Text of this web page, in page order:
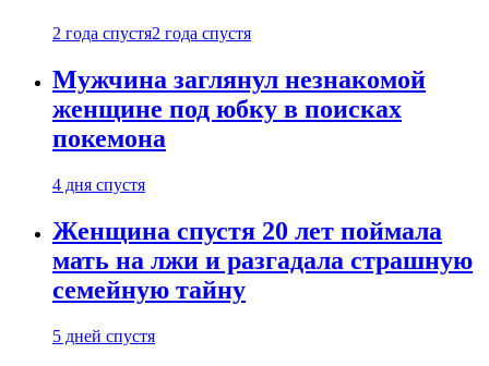
2 года спустя2 года спустя
Мужчина заглянул незнакомой
женщине под юбку в поисках
покемона
4 дня спустя
Женщина спустя 20 лет поймала
мать на лжи и разгадала страшную
семейную тайну
5 дней спустя